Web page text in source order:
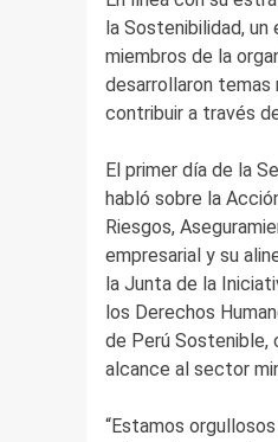
la Sostenibilidad,
miembros de la
desarrollaron temas
contribuir a través
El primer día de la
habló sobre la
Riesgos,
empresarial y su
la Junta de la
los Derechos
de Perú Sostenible,
alcance al sector
“Estamos